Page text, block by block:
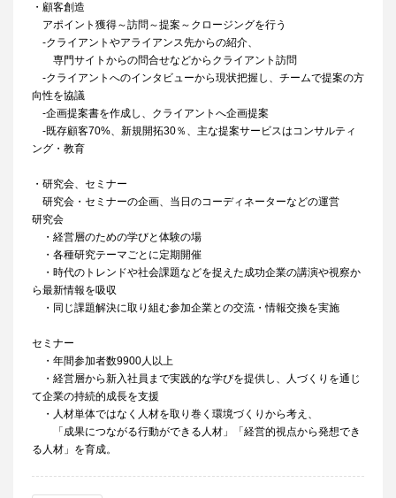
・顧客創造
アポイント獲得～訪問～提案～クロージングを行う
‐クライアントやアライアンス先からの紹介、
専門サイトからの問合せなどからクライアント訪問
‐クライアントへのインタビューから現状把握し、チームで提案の方
向性を協議
‐企画提案書を作成し、クライアントへ企画提案
‐既存顧客70%、新規開拓30％、主な提案サービスはコンサルティ
ング・教育
・研究会、セミナー
研究会・セミナーの企画、当日のコーディネーターなどの運営
研究会
・経営層のための学びと体験の場
・各種研究テーマごとに定期開催
・時代のトレンドや社会課題などを捉えた成功企業の講演や視察か
ら最新情報を吸収
・同じ課題解決に取り組む参加企業との交流・情報交換を実施
セミナー
・年間参加者数9900人以上
・経営層から新入社員まで実践的な学びを提供し、人づくりを通じ
て企業の持続的成長を支援
・人材単体ではなく人材を取り巻く環境づくりから考え、
「成果につながる行動ができる人材」「経営的視点から発想でき
る人材」を育成。